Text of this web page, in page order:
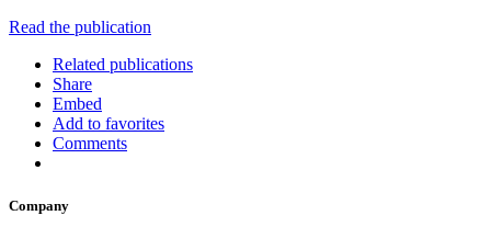
Read the publication
Related publications
Share
Embed
Add to favorites
Comments
Company